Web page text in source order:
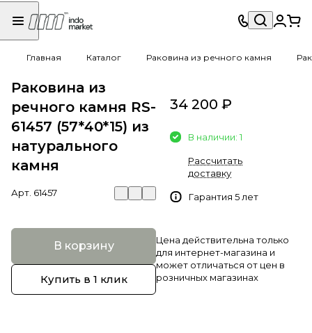
Главная Каталог Раковина из речного камня
Раковина из
речного камня RS-
61457 (57*40*15) из
натурального
камня
Арт. 61457
В корзину
Купить в 1 клик
34 200 ₽
В наличии: 1
Рассчитать
доставку
Гарантия 5 лет
Цена действительна только
для интернет-магазина и
может отличаться от цен в
розничных магазинах